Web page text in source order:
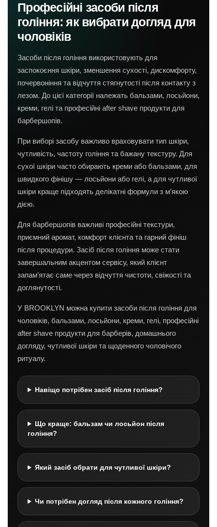
Професійні засоби після
гоління: як вибрати догляд для
чоловіків
Засоби після гоління використовують для
заспокоєння шкіри, зменшення сухості, дискомфорту,
почервоніння та відчуття стягнутості після контакту з
лезом. До цієї категорії належать бальзами, лосьйони,
креми, гелі та професійні after shave продукти для
барбершопів.
При виборі засобу важливо враховувати тип шкіри,
чутливість, частоту гоління та бажану текстуру. Для
сухої шкіри часто обирають креми або бальзами, для
швидкого фінішу — лосьйони або гелі, а для чутливої
шкіри краще підходять делікатні формули з м’якою
дією.
Для барбершопів важливі професійні текстури,
приємний аромат, комфорт клієнта та гарний фініш
після процедури. Засіб після гоління може стати
завершальним акцентом сервісу, який клієнт
запам’ятає саме через відчуття чистоти, свіжості та
доглянутості.
У BROOKLYN можна купити засоби після гоління для
чоловіків, бальзами, лосьйони, креми, гелі, професійні
after shave продукти для барберів, домашнього
догляду, чутливої шкіри та щоденного чоловічого
ритуалу.
Навіщо потрібен засіб після гоління?
Що краще: бальзам чи лосьйон після
гоління?
Який засіб обрати для чутливої шкіри?
Чи потрібен догляд після кожного гоління?